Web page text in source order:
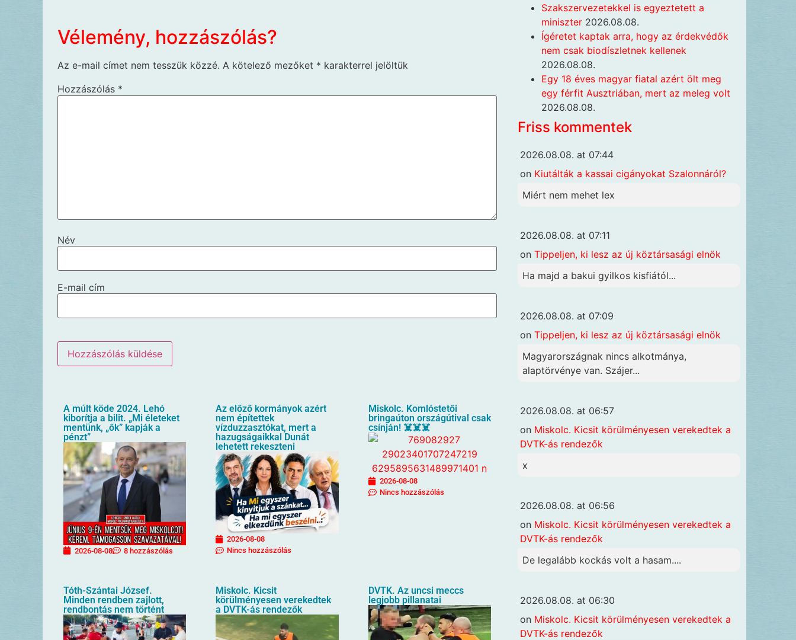
Vélemény, hozzászólás?
Az e-mail címet nem tesszük közzé. A kötelező mezőket * karakterrel jelöltük
Hozzászólás *
Név
E-mail cím
A múlt köde 2024. Lehó
kiborítja a bilit. „Mi életeket
mentünk, „ők” kapják a
pénzt”
2026-08-08 8 hozzászólás
Az előző kormányok azért
nem építettek
vízduzzasztókat, mert a
hazugságaikkal Dunát
lehetett rekeszteni
2026-08-08
Nincs hozzászólás
Miskolc. Komlóstetői
bringaúton országútival csak
csínján! ☠️☠️☠️
2026-08-08
Nincs hozzászólás
Tóth-Szántai József.
Minden rendben zajlott,
rendbontás nem történt
Miskolc. Kicsit
körülményesen verekedtek
a DVTK-ás rendezők
DVTK. Az uncsi meccs
legjobb pillanatai
Szakszervezetekkel is egyeztetett a
miniszter 2026.08.08.
Ígéretet kaptak arra, hogy az érdekvédők
nem csak biodíszletnek kellenek
2026.08.08.
Egy 18 éves magyar fiatal azért ölt meg
egy férfit Ausztriában, mert az meleg volt
2026.08.08.
Friss kommentek
2026.08.08. at 07:44
on Kiutálták a kassai cigányokat Szalonnáról?
Miért nem mehet lex
2026.08.08. at 07:11
on Tippeljen, ki lesz az új köztársasági elnök
Ha majd a bakui gyilkos kisfiától...
2026.08.08. at 07:09
on Tippeljen, ki lesz az új köztársasági elnök
Magyarországnak nincs alkotmánya,
alaptörvénye van. Szájer...
2026.08.08. at 06:57
on Miskolc. Kicsit körülményesen verekedtek a
DVTK-ás rendezők
x
2026.08.08. at 06:56
on Miskolc. Kicsit körülményesen verekedtek a
DVTK-ás rendezők
De legalább kockás volt a hasam....
2026.08.08. at 06:30
on Miskolc. Kicsit körülményesen verekedtek a
DVTK-ás rendezők